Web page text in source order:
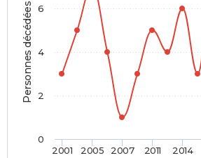
Personnes décédées
2001 2005 2007 2011 2014
0
2
4
6